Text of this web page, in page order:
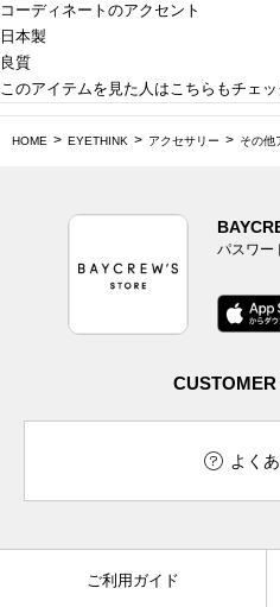
コーディネートのアクセント
日本製
良質
このアイテムを見た人はこちらもチェ
HOME EYETHINK アクセサリー その他
パスワー
よく
ご利用ガイド